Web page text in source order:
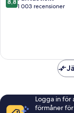
av
8,8
1 003 recensioner
Logga in för
förmåner